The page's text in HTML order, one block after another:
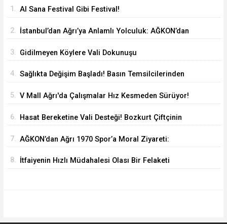
1. Al Sana Festival Gibi Festival!
2. İstanbul’dan Ağrı’ya Anlamlı Yolculuk: AĞKON’dan
3. Gidilmeyen Köylere Vali Dokunuşu
4. Sağlıkta Değişim Başladı! Basın Temsilcilerinden
5. V Mall Ağrı'da Çalışmalar Hız Kesmeden Sürüyor!
6. Hasat Bereketine Vali Desteği! Bozkurt Çiftçinin
7. AĞKON’dan Ağrı 1970 Spor’a Moral Ziyareti:
8. İtfaiyenin Hızlı Müdahalesi Olası Bir Felaketi